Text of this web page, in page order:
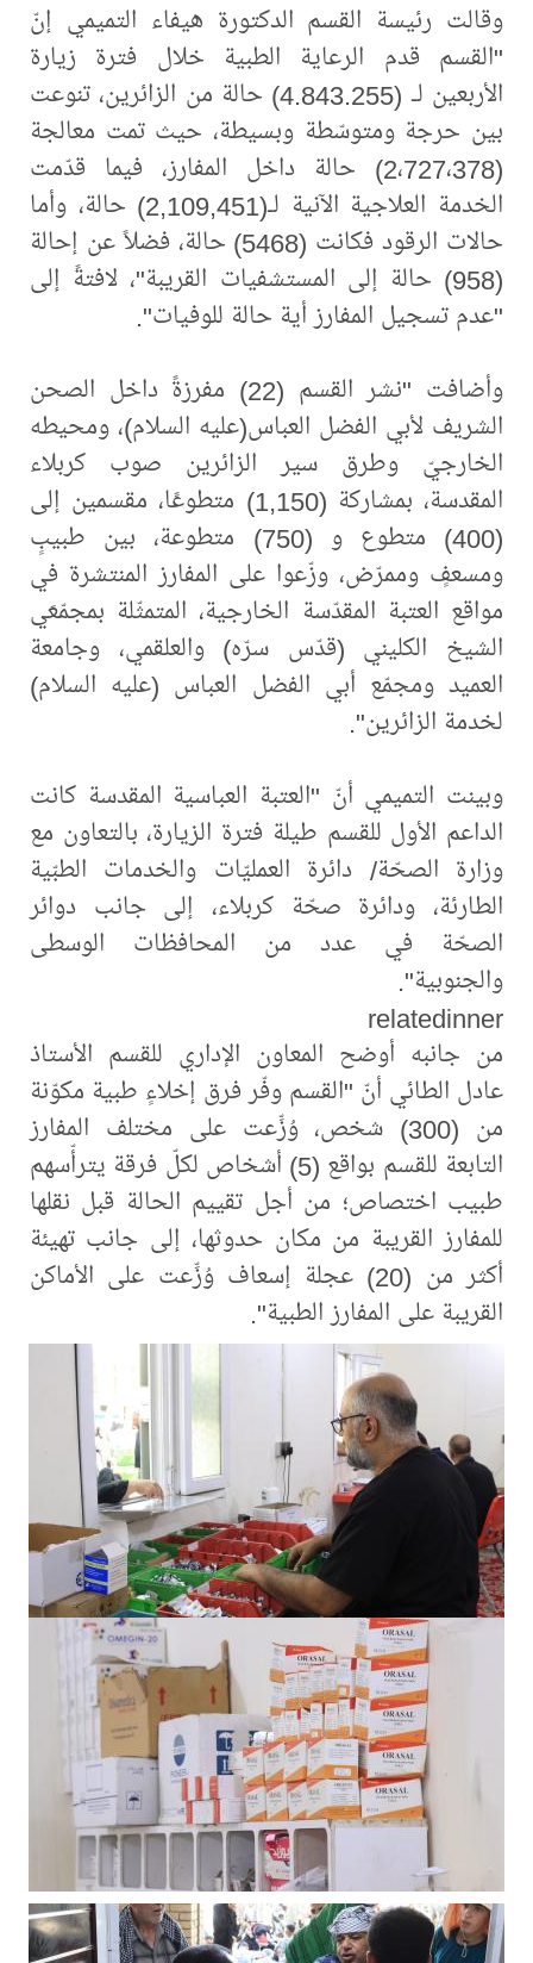
وقالت رئيسة القسم الدكتورة هيفاء التميمي إنّ
"القسم قدم الرعاية الطبية خلال فترة زيارة
الأربعين لـ (4.843.255) حالة من الزائرين، تنوعت
بين حرجة ومتوسّطة وبسيطة، حيث تمت معالجة
(2،727،378) حالة داخل المفارز، فيما قدّمت
الخدمة العلاجية الآنية لـ(2,109,451) حالة، وأما
حالات الرقود فكانت (5468) حالة، فضلاً عن إحالة
(958) حالة إلى المستشفيات القريبة"، لافتةً إلى
"عدم تسجيل المفارز أية حالة للوفيات".
وأضافت "نشر القسم (22) مفرزةً داخل الصحن
الشريف لأبي الفضل العباس(عليه السلام)، ومحيطه
الخارجيّ وطرق سير الزائرين صوب كربلاء
المقدسة، بمشاركة (1,150) متطوعًا، مقسمين إلى
(400) متطوع و (750) متطوعة، بين طبيبٍ
ومسعفٍ وممرّض، وزّعوا على المفارز المنتشرة في
مواقع العتبة المقدّسة الخارجية، المتمثّلة بمجمّعَي
الشيخ الكليني (قدّس سرّه) والعلقمي، وجامعة
العميد ومجمّع أبي الفضل العباس (عليه السلام)
لخدمة الزائرين".
وبينت التميمي أنّ "العتبة العباسية المقدسة كانت
الداعم الأول للقسم طيلة فترة الزيارة، بالتعاون مع
وزارة الصحّة/ دائرة العمليّات والخدمات الطبّية
الطارئة، ودائرة صحّة كربلاء، إلى جانب دوائر
الصحّة في عدد من المحافظات الوسطى
والجنوبية".
relatedinner
من جانبه أوضح المعاون الإداري للقسم الأستاذ
عادل الطائي أنّ "القسم وفّر فرق إخلاءٍ طبية مكوّنة
من (300) شخص، وُزِّعت على مختلف المفارز
التابعة للقسم بواقع (5) أشخاص لكلّ فرقة يترأّسهم
طبيب اختصاص؛ من أجل تقييم الحالة قبل نقلها
للمفارز القريبة من مكان حدوثها، إلى جانب تهيئة
أكثر من (20) عجلة إسعاف وُزِّعت على الأماكن
القريبة على المفارز الطبية".